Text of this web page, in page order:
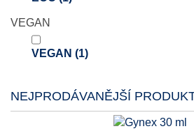
VEGAN
VEGAN (1)
NEJPRODÁVANĚJŠÍ